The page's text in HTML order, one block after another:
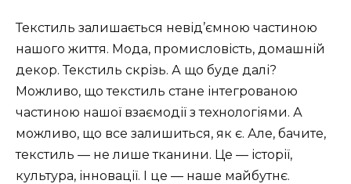
Текстиль залишається невід’ємною частиною
нашого життя. Мода, промисловість, домашній
декор. Текстиль скрізь. А що буде далі?
Можливо, що текстиль стане інтегрованою
частиною нашої взаємодії з технологіями. А
можливо, що все залишиться, як є. Але, бачите,
текстиль — не лише тканини. Це — історії,
культура, інновації. І це — наше майбутнє.